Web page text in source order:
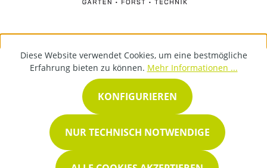
Diese Website verwendet Cookies, um eine bestmögliche
Erfahrung bieten zu können. Mehr Informationen ...
NUR TECHNISCH NOTWENDIGE
KONFIGURIEREN